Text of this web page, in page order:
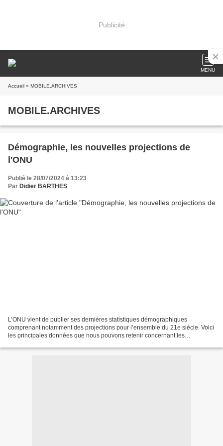
Publicité
MENU
Accueil » MOBILE.ARCHIVES
MOBILE.ARCHIVES
Démographie, les nouvelles projections de
l'ONU
Publié le 28/07/2024 à 13:23
Par Didier BARTHES
L’ONU vient de publier ses dernières statistiques démographiques
comprenant notamment des projections pour l’ensemble du 21e siècle. Voici
les principales données que nous pouvons retenir concernant les